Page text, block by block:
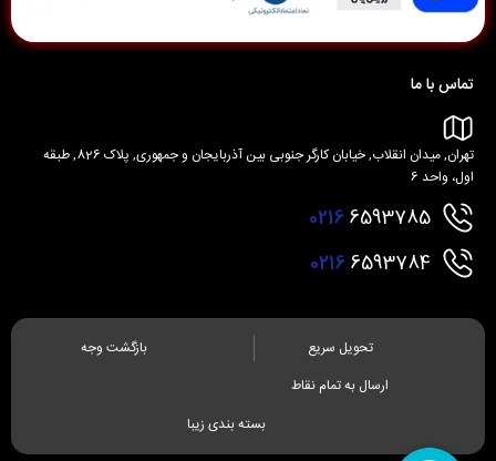
تماس با ما
تهران, میدان انقلاب, خیابان کارگر جنوبی بین آذربایجان و جمهوری, پلاک 826, طبقه
اول، واحد 6
02166593785
02166593784
تحویل سریع
بازگشت وجه
ارسال به تمام نقاط
بسته بندی زیبا